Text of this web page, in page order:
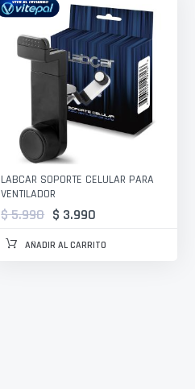
LABCAR SOPORTE CELULAR PARA
VENTILADOR
$ 3.990
$ 5.990
AÑADIR AL CARRITO